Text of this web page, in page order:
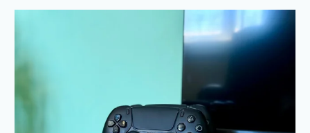
Комната для мероприятий с PS5